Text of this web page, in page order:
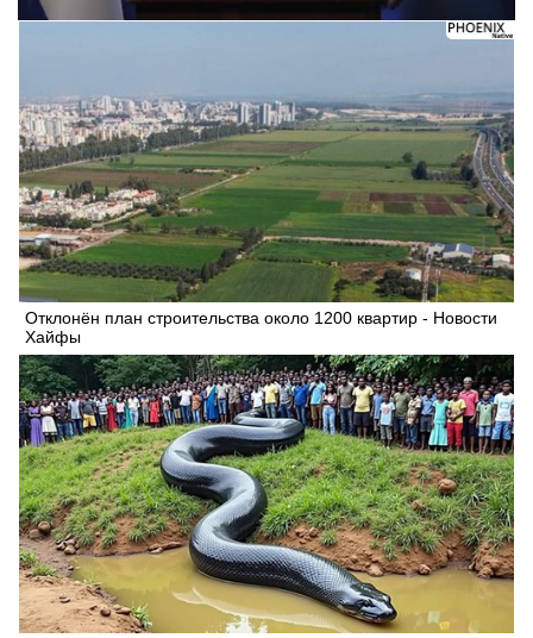
Отклонён план строительства около 1200 квартир - Новости
Хайфы